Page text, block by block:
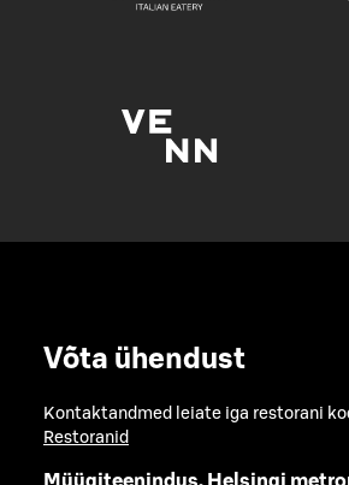
Võta ühendust
Kontaktandmed leiate iga restorani
Restoranid